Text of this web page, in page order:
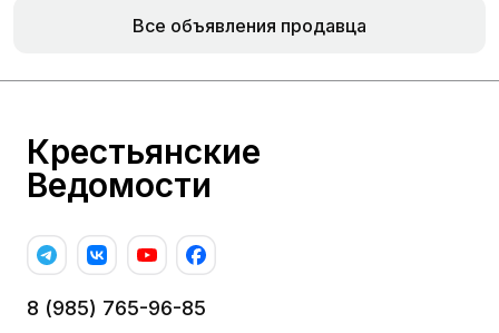
Все объявления продавца
Крестьянские
Ведомости
8 (985) 765-96-85